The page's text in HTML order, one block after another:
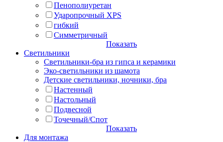
Пенополиуретан
Ударопрочный XPS
гибкий
Симметричный
Показать
Светильники
Светильники-бра из гипса и керамики
Эко-светильники из шамота
Детские светильники, ночники, бра
Настенный
Настольный
Подвесной
Точечный/Спот
Показать
Для монтажа